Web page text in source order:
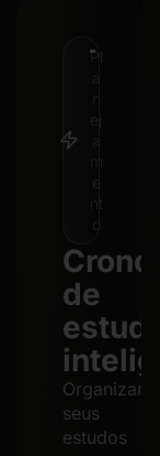
Pl
ej
e
nt
de
Organizar
seus
estudos